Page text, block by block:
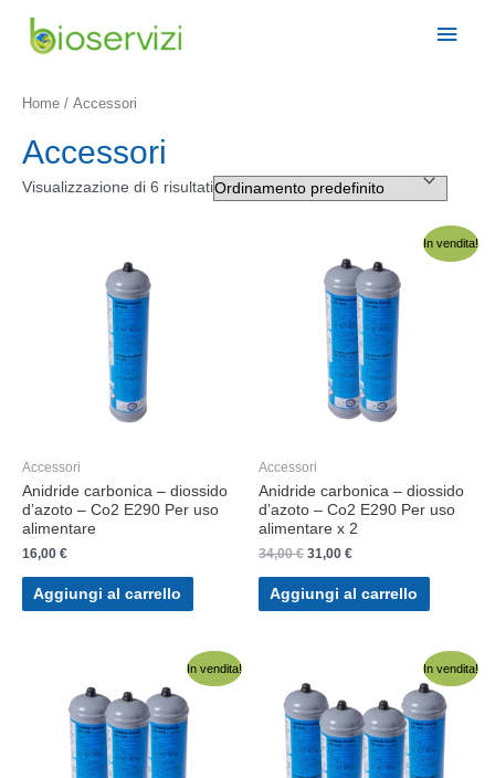
contenuto
Home / Accessori
Accessori
Visualizzazione di 6 risultati
Accessori
Anidride carbonica – diossido
d’azoto – Co2 E290 Per uso
alimentare
16,00 €
Aggiungi al carrello
In vendita!
Accessori
Anidride carbonica – diossido
d’azoto – Co2 E290 Per uso
alimentare x 2
34,00€ Il
originale
era:
31,00 €Il
attuale
Aggiungi al carrello
In vendita! In vendita!